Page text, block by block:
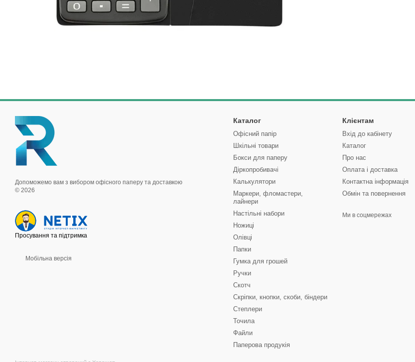
Допоможемо вам з вибором офісного паперу та доставкою
© 2026
Просування та підтримка
Мобільна версія
Каталог
Офісний папір
Шкільні товари
Бокси для паперу
Діркопробивачі
Калькулятори
Маркери, фломастери,
лайнери
Настільні набори
Ножиці
Олівці
Папки
Гумка для грошей
Ручки
Скотч
Скріпки, кнопки, скоби, біндери
Степлери
Точила
Файли
Паперова продукія
Клієнтам
Вхід до кабінету
Каталог
Про нас
Оплата і доставка
Контактна інформація
Обмін та повернення
Ми в соцмережах